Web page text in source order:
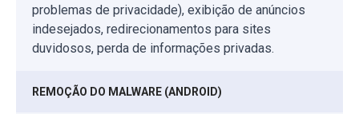
problemas de privacidade), exibição de anúncios
indesejados, redirecionamentos para sites
duvidosos, perda de informações privadas.
REMOÇÃO DO MALWARE (ANDROID)